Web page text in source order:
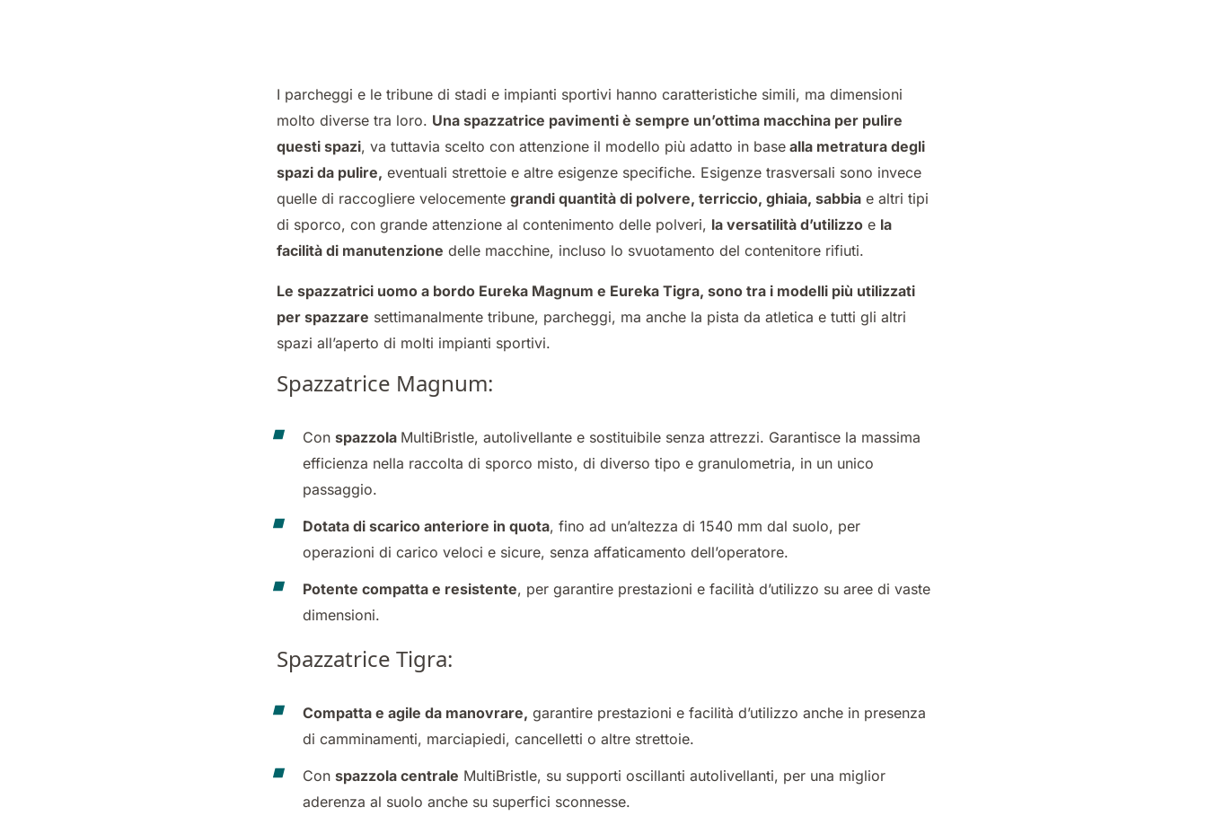
I parcheggi e le tribune di stadi e impianti sportivi hanno caratteristiche simili, ma dimensioni
molto diverse tra loro. Una spazzatrice pavimenti è sempre un’ottima macchina per pulire
questi spazi, va tuttavia scelto con attenzione il modello più adatto in base alla metratura degli
spazi da pulire, eventuali strettoie e altre esigenze specifiche. Esigenze trasversali sono invece
quelle di raccogliere velocemente grandi quantità di polvere, terriccio, ghiaia, sabbia e altri tipi
di sporco, con grande attenzione al contenimento delle polveri, la versatilità d’utilizzo e la
facilità di manutenzione delle macchine, incluso lo svuotamento del contenitore rifiuti.
Le spazzatrici uomo a bordo Eureka Magnum e Eureka Tigra, sono tra i modelli più utilizzati
per spazzare settimanalmente tribune, parcheggi, ma anche la pista da atletica e tutti gli altri
spazi all’aperto di molti impianti sportivi.
Spazzatrice Magnum:
Con spazzola MultiBristle, autolivellante e sostituibile senza attrezzi. Garantisce la massima
efficienza nella raccolta di sporco misto, di diverso tipo e granulometria, in un unico
passaggio.
Dotata di scarico anteriore in quota, fino ad un’altezza di 1540 mm dal suolo, per
operazioni di carico veloci e sicure, senza affaticamento dell’operatore.
Potente compatta e resistente, per garantire prestazioni e facilità d’utilizzo su aree di vaste
dimensioni.
Spazzatrice Tigra:
Compatta e agile da manovrare, garantire prestazioni e facilità d’utilizzo anche in presenza
di camminamenti, marciapiedi, cancelletti o altre strettoie.
Con spazzola centrale MultiBristle, su supporti oscillanti autolivellanti, per una miglior
aderenza al suolo anche su superfici sconnesse.